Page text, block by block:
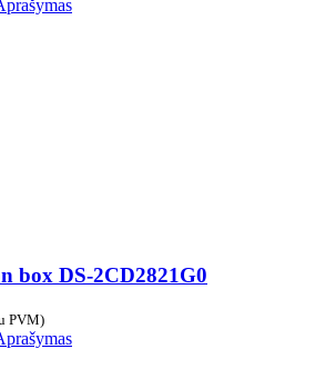
box DS-2CD2821G0
PVM)